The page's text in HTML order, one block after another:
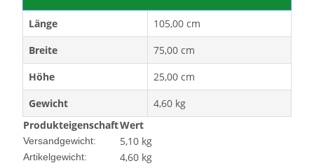
Länge
105,00 cm
Breite
75,00 cm
Höhe
25,00 cm
Gewicht
4,60 kg
ProdukteigenschaftWert
Versandgewicht: 5,10 kg
Artikelgewicht: 4,60 kg